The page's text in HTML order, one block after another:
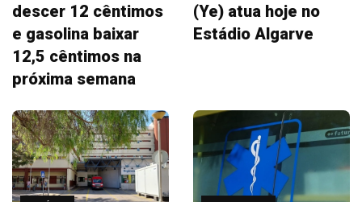
descer 12 cêntimos
e gasolina baixar
12,5 cêntimos na
próxima semana
(Ye) atua hoje no
Estádio Algarve